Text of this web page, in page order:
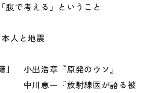
腹で考える」ということ
人と地震
］ 小出浩章『原発のウソ』
『放射線医が語る被